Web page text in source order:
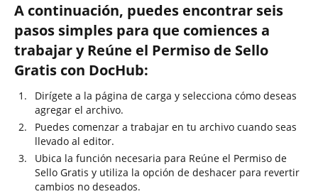
A continuación, puedes encontrar seis
pasos simples para que comiences a
trabajar y Reúne el Permiso de Sello
Gratis con DocHub:
Dirígete a la página de carga y selecciona cómo deseas
agregar el archivo.
Puedes comenzar a trabajar en tu archivo cuando seas
llevado al editor.
Ubica la función necesaria para Reúne el Permiso de
Sello Gratis y utiliza la opción de deshacer para revertir
cambios no deseados.